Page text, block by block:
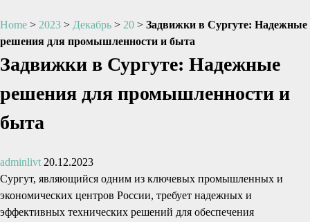
Home > 2023 > Декабрь > 20 > Задвижки в Сургуте: Надежные
решения для промышленности и быта
Задвижки в Сургуте: Надежные
решения для промышленности и
быта
adminlivt 20.12.2023
Сургут, являющийся одним из ключевых промышленных и
экономических центров России, требует надежных и
эффективных технических решений для обеспечения